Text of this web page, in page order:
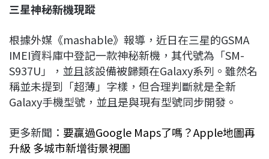
三星神秘新機現蹤
根據外媒《mashable》報導，近日在三星的GSMA
IMEI資料庫中登記一款神秘新機，其代號為「SM-
S937U」，並且該設備被歸類在Galaxy系列。雖然名
稱並未提到「超薄」字樣，但合理判斷就是全新
Galaxy手機型號，並且是與現有型號同步開發。
更多新聞： 要贏過Google Maps了嗎？Apple地圖再
升級 多城市新增街景視圖